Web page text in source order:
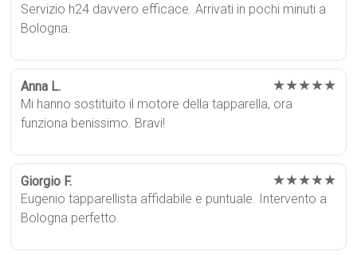
Servizio h24 davvero efficace. Arrivati in pochi minuti a
Bologna.
Anna L. ★★★★★
Mi hanno sostituito il motore della tapparella, ora
funziona benissimo. Bravi!
Giorgio F. ★★★★★
Eugenio tapparellista affidabile e puntuale. Intervento a
Bologna perfetto.